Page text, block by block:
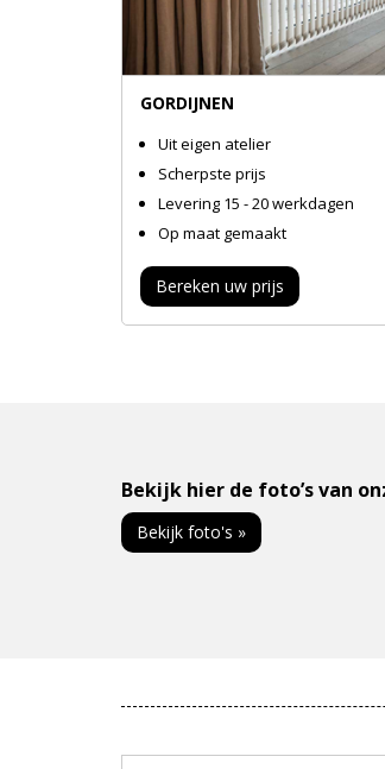
GORDIJNEN
Uit eigen atelier
Scherpste prijs
Levering 15 - 20 werkdagen
Op maat gemaakt
Bereken uw prijs
Bekijk hier de foto’s van
Bekijk foto's »